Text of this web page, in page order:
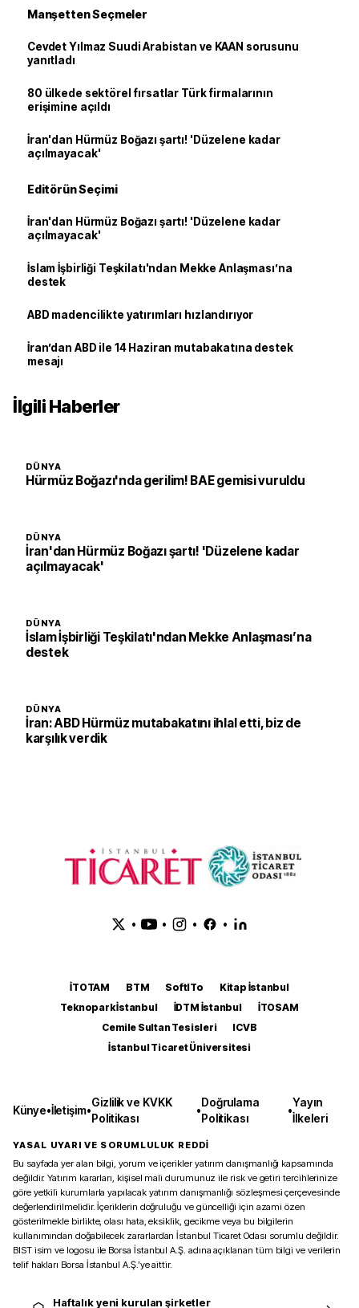
Manşetten Seçmeler
Cevdet Yılmaz Suudi Arabistan ve KAAN sorusunu
yanıtladı
80 ülkede sektörel fırsatlar Türk firmalarının
erişimine açıldı
İran'dan Hürmüz Boğazı şartı! 'Düzelene kadar
açılmayacak'
Editörün Seçimi
İran'dan Hürmüz Boğazı şartı! 'Düzelene kadar
açılmayacak'
İslam İşbirliği Teşkilatı'ndan Mekke Anlaşması’na
destek
ABD madencilikte yatırımları hızlandırıyor
İran’dan ABD ile 14 Haziran mutabakatına destek
mesajı
İlgili Haberler
DÜNYA
Hürmüz Boğazı'nda gerilim! BAE gemisi vuruldu
DÜNYA
İran'dan Hürmüz Boğazı şartı! 'Düzelene kadar
açılmayacak'
DÜNYA
İslam İşbirliği Teşkilatı'ndan Mekke Anlaşması’na
destek
DÜNYA
İran: ABD Hürmüz mutabakatını ihlal etti, biz de
karşılık verdik
• • • •
İTOTAM BTM SoftITo
Kitap İstanbul
Teknopark İstanbul
İDTM İstanbul
İTOSAM
Cemile Sultan Tesisleri
ICVB
İstanbul Ticaret Üniversitesi
Künye•İletişim•
Gizlilik ve KVKK
Politikası
•
Doğrulama
Politikası
•
Yayın
İlkeleri
YASAL UYARI VE SORUMLULUK REDDİ
Bu sayfada yer alan bilgi, yorum ve içerikler yatırım danışmanlığı kapsamında
değildir. Yatırım kararları, kişisel mali durumunuz ile risk ve getiri tercihlerinize
göre yetkili kurumlarla yapılacak yatırım danışmanlığı sözleşmesi çerçevesinde
değerlendirilmelidir. İçeriklerin doğruluğu ve güncelliği için azami özen
gösterilmekle birlikte, olası hata, eksiklik, gecikme veya bu bilgilerin
kullanımından doğabilecek zararlardan İstanbul Ticaret Odası sorumlu değildir.
BIST isim ve logosu ile Borsa İstanbul A.Ş. adına açıklanan tüm bilgi ve verilerin
telif hakları Borsa İstanbul A.Ş.’ye aittir.
Haftalık yeni kurulan şirketler